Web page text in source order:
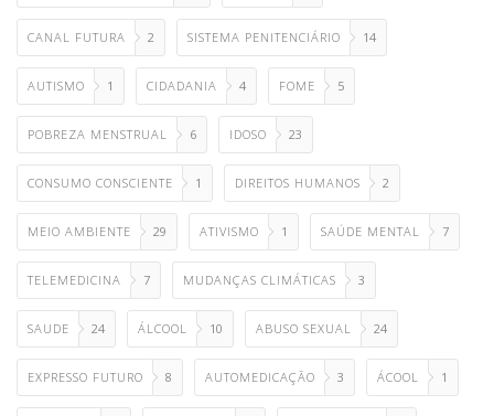
CANAL FUTURA 2 SISTEMA PENITENCIÁRIO 14
AUTISMO 1 CIDADANIA 4 FOME 5
POBREZA MENSTRUAL 6 IDOSO 23
CONSUMO CONSCIENTE 1 DIREITOS HUMANOS 2
MEIO AMBIENTE 29 ATIVISMO 1 SAÚDE MENTAL 7
TELEMEDICINA 7 MUDANÇAS CLIMÁTICAS 3
SAUDE 24 ÁLCOOL 10 ABUSO SEXUAL 24
EXPRESSO FUTURO 8 AUTOMEDICAÇÃO 3 ÁCOOL 1